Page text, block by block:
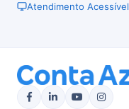
Atendimento Acessível